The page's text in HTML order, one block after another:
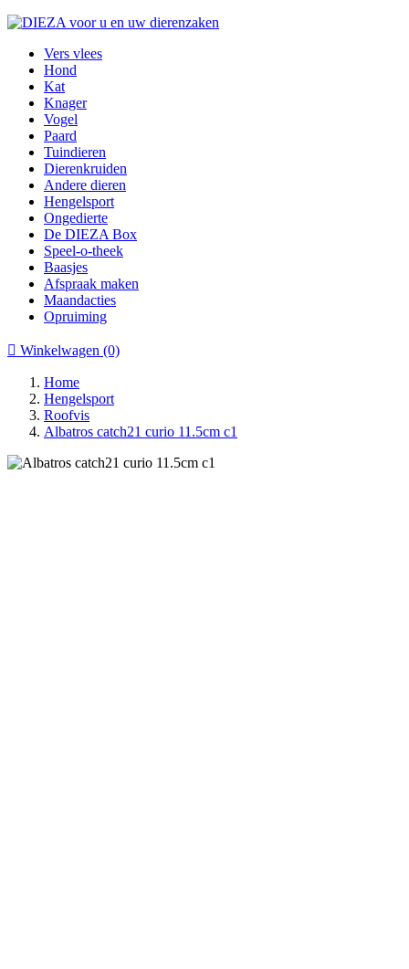
Vers vlees
Hond
Kat
Knager
Vogel
Paard
Tuindieren
Dierenkruiden
Andere dieren
Hengelsport
Ongedierte
De DIEZA Box
Speel-o-theek
Baasjes
Afspraak maken
Maandacties
Opruiming
 Winkelwagen (0)
Home
Hengelsport
Roofvis
Albatros catch21 curio 11.5cm c1